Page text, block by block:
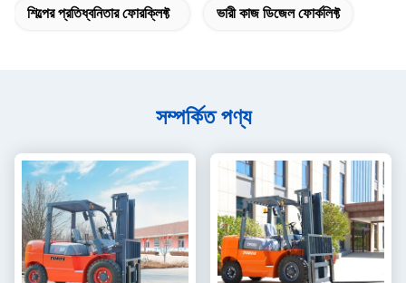
শিল্পের প্রতিধ্বনিতার ফোরক্লিফ্ট ভারী কাজ ডিজেল ফোর্কলিফ্ট
সম্পর্কিত পণ্য